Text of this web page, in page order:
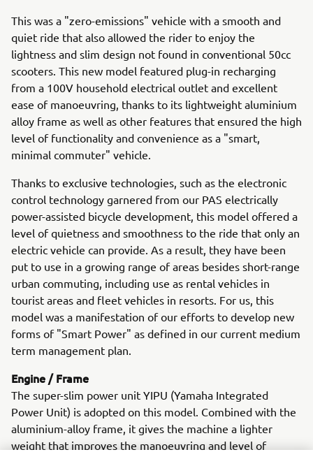
This was a "zero-emissions" vehicle with a smooth and
quiet ride that also allowed the rider to enjoy the
lightness and slim design not found in conventional 50cc
scooters. This new model featured plug-in recharging
from a 100V household electrical outlet and excellent
ease of manoeuvring, thanks to its lightweight aluminium
alloy frame as well as other features that ensured the high
level of functionality and convenience as a "smart,
minimal commuter" vehicle.
Thanks to exclusive technologies, such as the electronic
control technology garnered from our PAS electrically
power-assisted bicycle development, this model offered a
level of quietness and smoothness to the ride that only an
electric vehicle can provide. As a result, they have been
put to use in a growing range of areas besides short-range
urban commuting, including use as rental vehicles in
tourist areas and fleet vehicles in resorts. For us, this
model was a manifestation of our efforts to develop new
forms of "Smart Power" as defined in our current medium
term management plan.
Engine / Frame
The super-slim power unit YIPU (Yamaha Integrated
Power Unit) is adopted on this model. Combined with the
aluminium-alloy frame, it gives the machine a lighter
weight that improves the manoeuvring and level of